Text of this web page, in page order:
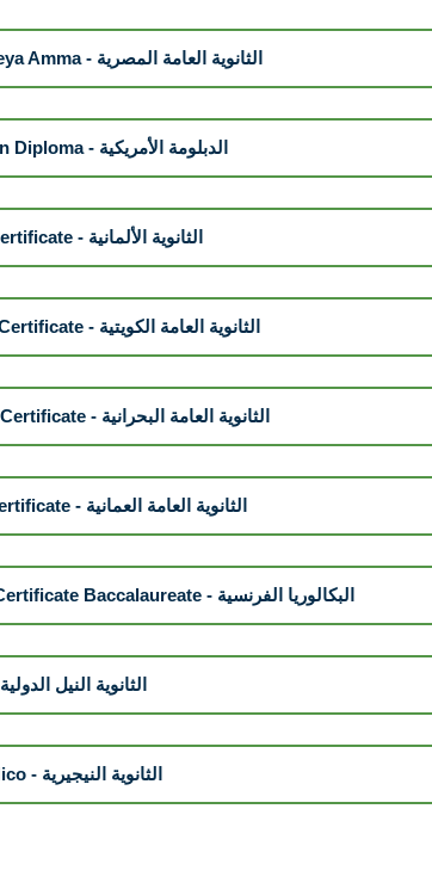
Thanaweya Amma - الثانوية العامة المصرية
American Diploma - الدبلومة الأمريكية
Abitur Certificate - الثانوية الألمانية
Kuwaiti Certificate - الثانوية العامة الكويتية
Bahrain Certificate - الثانوية العامة البحرانية
Oman Certificate - الثانوية العامة العمانية
French Certificate Baccalaureate - البكالوريا الفرنسية
CNISE - الثانوية النيل الدولية
WAEC/Nico - الثانوية النيجيرية